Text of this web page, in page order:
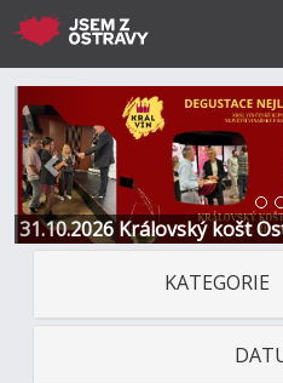
31.10.2026 Královský košt
Restaurace a Hotel
Předchozí
KATEGORIE